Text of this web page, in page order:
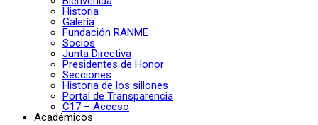
Historia
Galería
Fundación RANME
Socios
Junta Directiva
Presidentes de Honor
Secciones
Historia de los sillones
Portal de Transparencia
C17 – Acceso
Académicos